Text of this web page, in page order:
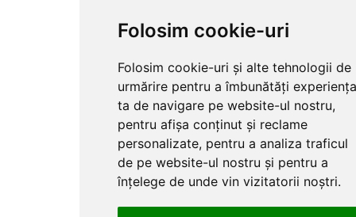
Folosim cookie-uri
Folosim cookie-uri și alte tehnologii de
urmărire pentru a îmbunătăți
ta de navigare pe website-ul nostru,
pentru afișa conținut și reclame
personalizate, pentru a analiza traficul
de pe website-ul nostru și pentru a
înțelege de unde vin vizitatorii noștri.